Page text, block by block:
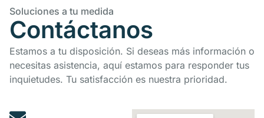
Soluciones a tu medida
Contáctanos
Estamos a tu disposición. Si deseas más información o
necesitas asistencia, aquí estamos para responder tus
inquietudes. Tu satisfacción es nuestra prioridad.